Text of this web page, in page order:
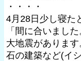
・・・・
4月28日少し寝た
「間に合いました
大地震がありま
石の建築など(イ